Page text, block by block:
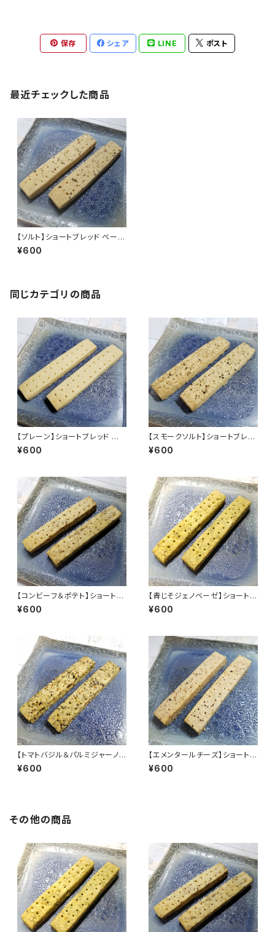
保存 シェア LINE ポスト
最近チェックした商品
【ソルト】ショートブレッド ベーシ
ック 焼き菓子 おつまみ クッキー
Sayabo SB-B-003
¥600
同じカテゴリの商品
【プレーン】ショートブレッド ベ
ーシック 焼き菓子 おつまみ クッ
キー Sayabo SB-B-002
¥600
【スモークソルト】ショートブレッ
ド ベーシック 焼き菓子 おつま
み クッキー Sayabo SB-B-00
¥600
【コンビーフ＆ポテト】ショートブ
レッド オードブル 焼き菓子 おつ
まみ クッキー SB-O-001
¥600
【青じそジェノベーゼ】ショートブ
レッド オードブル 焼き菓子 おつ
まみ クッキー Sayabo SB-O-
¥600
【トマトバジル＆パルミジャーノチ
ーズ】ショートブレッド オードブ
ル 焼き菓子 おつまみ クッキー
¥600
【エメンタールチーズ】ショートブ
レッド オードブル 焼き菓子 おつ
まみ クッキー Sayabo SB-O-
¥600
その他の商品